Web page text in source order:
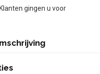
Klanten gingen u voor